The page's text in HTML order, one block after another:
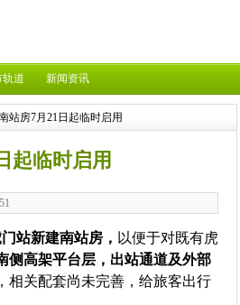
轨道 新闻资讯
站房7月21日起临时启用
起临时启用
站新建南站房， 以便于对既有虎
侧高架平台层，出站通道及外部
相关配套尚未完善，给旅客出行